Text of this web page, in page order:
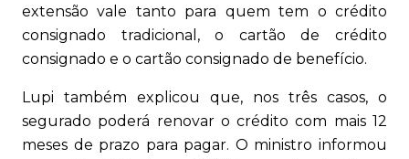
extensão vale tanto para quem tem o crédito
consignado tradicional, o cartão de crédito
consignado e o cartão consignado de benefício.
Lupi também explicou que, nos três casos, o
segurado poderá renovar o crédito com mais 12
meses de prazo para pagar. O ministro informou